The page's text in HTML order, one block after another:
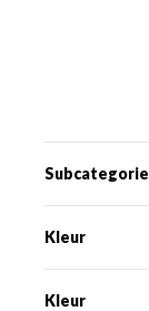
Subcategorie
Kleur
Kleur